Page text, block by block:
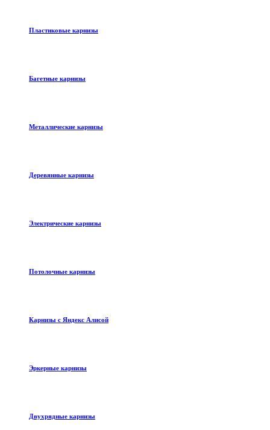
Пластиковые карнизы
Багетные карнизы
Металлические карнизы
Деревянные карнизы
Электрические карнизы
Потолочные карнизы
Карнизы с Яндекс Алисой
Эркерные карнизы
Двухрядные карнизы